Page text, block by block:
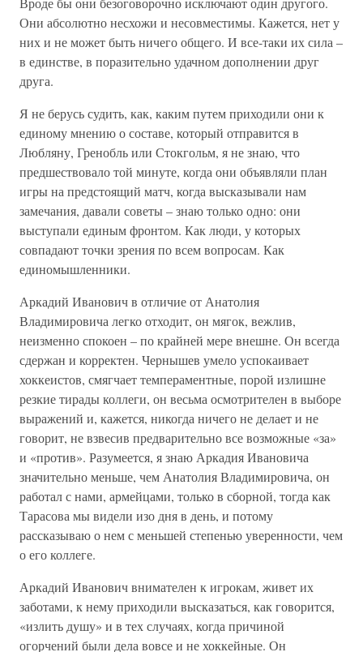
Они абсолютно несхожи и несовместимы. Кажется, нет у
них и не может быть ничего общего. И все-таки их сила –
в единстве, в поразительно удачном дополнении друг
друга.
Я не берусь судить, как, каким путем приходили они к
единому мнению о составе, который отправится в
Любляну, Гренобль или Стокгольм, я не знаю, что
предшествовало той минуте, когда они объявляли план
игры на предстоящий матч, когда высказывали нам
замечания, давали советы – знаю только одно: они
выступали единым фронтом. Как люди, у которых
совпадают точки зрения по всем вопросам. Как
единомышленники.
Аркадий Иванович в отличие от Анатолия
Владимировича легко отходит, он мягок, вежлив,
неизменно спокоен – по крайней мере внешне. Он всегда
сдержан и корректен. Чернышев умело успокаивает
хоккеистов, смягчает темпераментные, порой излишне
резкие тирады коллеги, он весьма осмотрителен в выборе
выражений и, кажется, никогда ничего не делает и не
говорит, не взвесив предварительно все возможные «за»
и «против». Разумеется, я знаю Аркадия Ивановича
значительно меньше, чем Анатолия Владимировича, он
работал с нами, армейцами, только в сборной, тогда как
Тарасова мы видели изо дня в день, и потому
рассказываю о нем с меньшей степенью уверенности, чем
о его коллеге.
Аркадий Иванович внимателен к игрокам, живет их
заботами, к нему приходили высказаться, как говорится,
«излить душу» и в тех случаях, когда причиной
огорчений были дела вовсе и не хоккейные. Он